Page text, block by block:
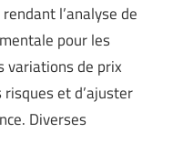
l’analyse de
pour les
variations de prix
et d’ajuster
Diverses